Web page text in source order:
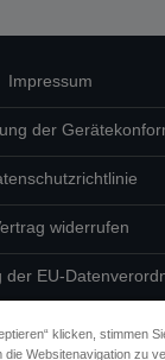
Impressum
der
widerrufen
der EU-
klicken, stimmen
Websitenavigation zu